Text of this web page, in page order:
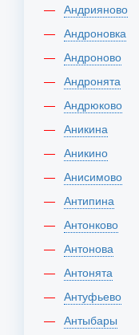
Андрияново
Андроновка
Андроново
Андронята
Андрюково
Аникина
Аникино
Анисимово
Антипина
Антонково
Антонова
Антонята
Антуфьево
Антыбары